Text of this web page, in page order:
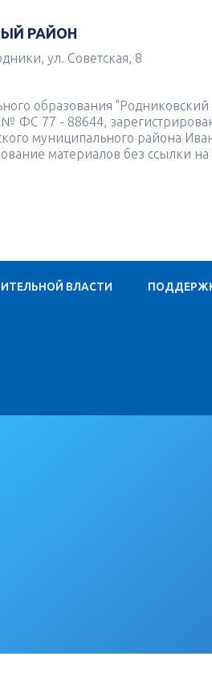
РАЙОН
ул. Советская, 8
образования
№ ФС 77 - 88644,
муниципального района
материалов без ссылки
ВЛАСТИ